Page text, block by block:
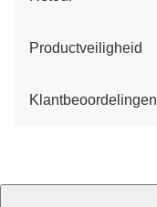
Productveiligheid
Klantbeoordelingen